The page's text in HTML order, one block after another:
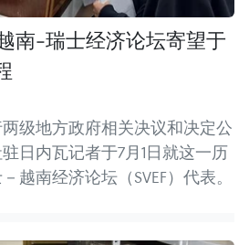
南-瑞士经济论坛寄望于
级地方政府相关决议和决定公
日内瓦记者于7月1日就这一历
越南经济论坛（SVEF）代表。